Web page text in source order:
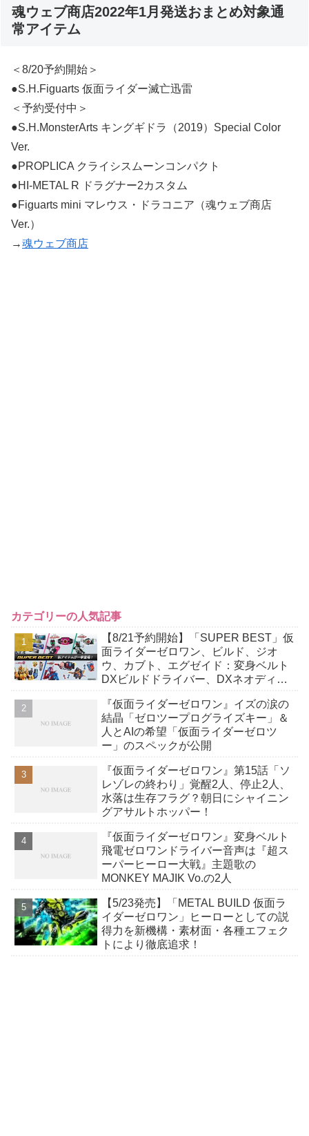
魂ウェブ商店2022年1月発送おまとめ対象通
常アイテム
＜8/20予約開始＞
●S.H.Figuarts 仮面ライダー滅亡迅雷
＜予約受付中＞
●S.H.MonsterArts キングギドラ（2019）Special Color
Ver.
●PROPLICA クライシスムーンコンパクト
●HI-METAL R ドラグナー2カスタム
●Figuarts mini マレウス・ドラコニア（魂ウェブ商店
Ver.）
→魂ウェブ商店
カテゴリーの人気記事
【8/21予約開始】「SUPER BEST」仮
面ライダーゼロワン、ビルド、ジオ
ウ、カブト、エグゼイド：変身ベルト
DXビルドドライバー、DXネオディケ
か12点！
『仮面ライダーゼロワン』イズの涙の
結晶「ゼロツープログライズキー」＆
人とAIの希望「仮面ライダーゼロツ
ー」のスペックが公開
『仮面ライダーゼロワン』第15話「ソ
レゾレの終わり」覚醒2人、停止2人、
水落は生存フラグ？朝日にシャイニン
グアサルトホッパー！
『仮面ライダーゼロワン』変身ベルト
飛電ゼロワンドライバー音声は『超ス
ーパーヒーロー大戦』主題歌の
MONKEY MAJIK Vo.の2人
【5/23発売】「METAL BUILD 仮面ラ
イダーゼロワン」ヒーローとしての説
得力を新機構・素材面・各種エフェク
トにより徹底追求！